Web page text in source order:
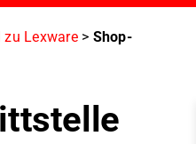
zu Lexware> Shop-